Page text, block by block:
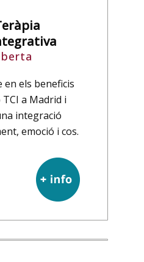
els beneficis
a Madrid i
integració
emoció i cos.